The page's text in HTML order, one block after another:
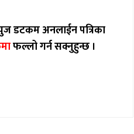
डटकम अनलाईन पत्रिका
फल्लो गर्न सक्नुहुन्छ ।